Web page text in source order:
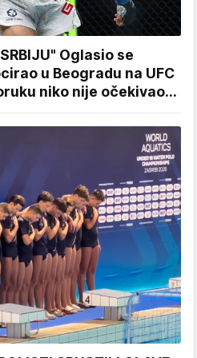
Oglasio se
u Beogradu na UFC
niko nije očekivao...